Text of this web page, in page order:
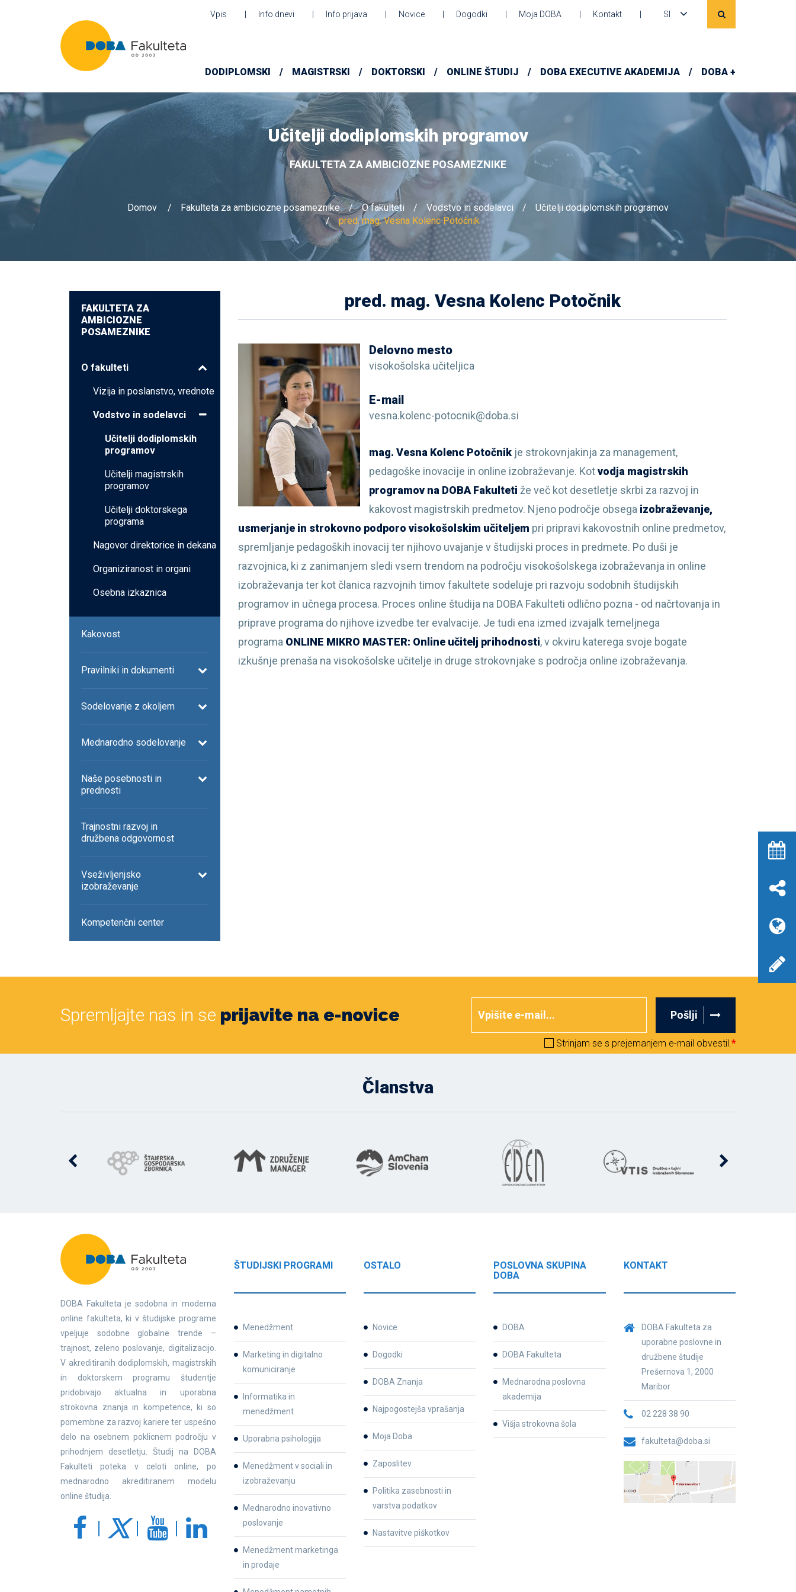
Vpis Info dnevi Info prijava Novice Dogodki Moja DOBA Kontakt SI
DODIPLOMSKI MAGISTRSKI DOKTORSKI ONLINE ŠTUDIJ DOBA EXECUTIVE AKADEMIJA DOBA +
Učitelji dodiplomskih programov
FAKULTETA ZA AMBICIOZNE POSAMEZNIKE
Domov Fakulteta za ambiciozne posameznike O fakulteti Vodstvo in sodelavci
Učitelji dodiplomskih programov
pred. mag. Vesna Kolenc Potočnik
FAKULTETA ZA
AMBICIOZNE
POSAMEZNIKE
O fakulteti
Vizija in poslanstvo, vrednote
Vodstvo in sodelavci
Učitelji dodiplomskih
programov
Učitelji magistrskih
programov
Učitelji doktorskega
programa
Nagovor direktorice in dekana
Organiziranost in organi
Osebna izkaznica
Kakovost
Pravilniki in dokumenti
Sodelovanje z okoljem
Mednarodno sodelovanje
Naše posebnosti in
prednosti
Trajnostni razvoj in
družbena odgovornost
Vseživljenjsko
izobraževanje
Kompetenčni center
pred. mag. Vesna Kolenc Potočnik
Delovno mesto
visokošolska učiteljica
E-mail
vesna.kolenc-potocnik@doba.si
mag. Vesna Kolenc Potočnik je strokovnjakinja za management,
pedagoške inovacije in online izobraževanje. Kotvodja magistrskih
programov na DOBA Fakulteti že več kot desetletje skrbi za razvoj in
kakovost magistrskih predmetov. Njeno področje obsega izobraževanje,
usmerjanje in strokovno podporo visokošolskim učiteljem pri pripravi kakovostnih online predmetov,
spremljanje pedagoških inovacij ter njihovo uvajanje v študijski proces in predmete. Po duši je
razvojnica, ki z zanimanjem sledi vsem trendom na področju visokošolskega izobraževanja in online
izobraževanja ter kot članica razvojnih timov fakultete sodeluje pri razvoju sodobnih študijskih
programov in učnega procesa. Proces online študija na DOBA Fakulteti odlično pozna - od načrtovanja in
priprave programa do njihove izvedbe ter evalvacije. Je tudi ena izmed izvajalk temeljnega
programa ONLINE MIKRO MASTER: Online učitelj prihodnosti, v okviru katerega svoje bogate
izkušnje prenaša na visokošolske učitelje in druge strokovnjake s področja online izobraževanja.
Spremljajte nas in se prijavite na e-novice Pošlji
Strinjam se s prejemanjem e-mail obvestil.*
Članstva
DOBA Fakulteta je sodobna in moderna
online fakulteta, ki v študijske programe
vpeljuje sodobne globalne trende –
trajnost, zeleno poslovanje, digitalizacijo.
V akreditiranih dodiplomskih, magistrskih
in doktorskem programu študentje
pridobivajo aktualna in uporabna
strokovna znanja in kompetence, ki so
pomembne za razvoj kariere ter uspešno
delo na osebnem poklicnem področju v
prihodnjem desetletju. Študij na DOBA
Fakulteti poteka v celoti online, po
mednarodno akreditiranem modelu
online študija.
ŠTUDIJSKI PROGRAMI
Menedžment
Marketing in digitalno
komuniciranje
Informatika in
menedžment
Uporabna psihologija
Menedžment v sociali in
izobraževanju
Mednarodno inovativno
poslovanje
Menedžment marketinga
in prodaje
OSTALO
Novice
Dogodki
DOBA Znanja
Najpogostejša vprašanja
Moja Doba
Zaposlitev
Politika zasebnosti in
varstva podatkov
Nastavitve piškotkov
POSLOVNA SKUPINA
DOBA
DOBA
DOBA Fakulteta
Mednarodna poslovna
akademija
Višja strokovna šola
KONTAKT
DOBA Fakulteta za
uporabne poslovne in
družbene študije
Prešernova 1, 2000
Maribor
02 228 38 90
fakulteta@doba.si